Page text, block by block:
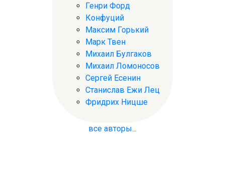
Генри Форд
Конфуций
Максим Горький
Марк Твен
Михаил Булгаков
Михаил Ломоносов
Сергей Есенин
Станислав Ежи Лец
Фридрих Ницше
все авторы...